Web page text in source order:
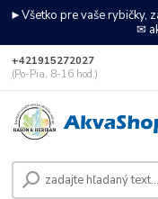
►Všetko pre vaše rybičky,
✉
+421915272027
(Po-Pia, 8-16 hod.)